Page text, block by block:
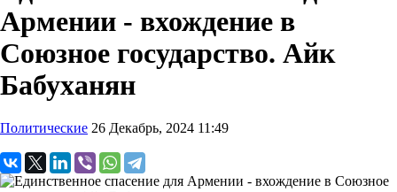
Армении - вхождение в
Союзное государство. Айк
Бабуханян
Политические 26 Декабрь, 2024 11:49